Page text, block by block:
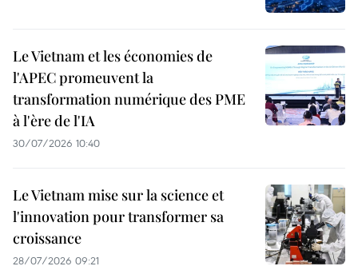
Le Vietnam et les économies de
l'APEC promeuvent la
transformation numérique des PME
à l'ère de l'IA
30/07/2026 10:40
Le Vietnam mise sur la science et
l'innovation pour transformer sa
croissance
28/07/2026 09:21